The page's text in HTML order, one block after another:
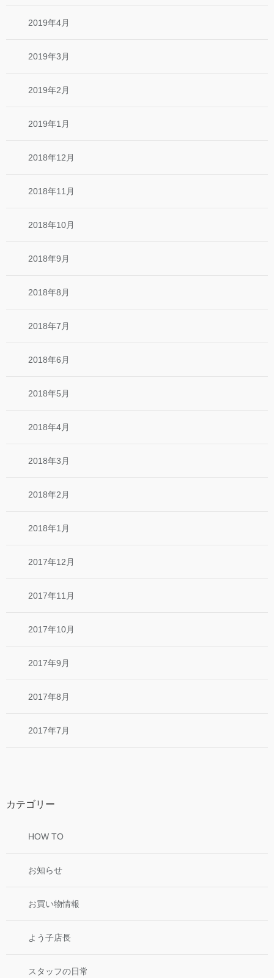
2019年4月
2019年3月
2019年2月
2019年1月
2018年12月
2018年11月
2018年10月
2018年9月
2018年8月
2018年7月
2018年6月
2018年5月
2018年4月
2018年3月
2018年2月
2018年1月
2017年12月
2017年11月
2017年10月
2017年9月
2017年8月
2017年7月
カテゴリー
HOW TO
お知らせ
お買い物情報
よう子店長
スタッフの日常